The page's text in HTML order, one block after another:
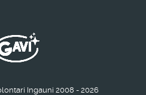
Ingauni 2008 - 2026